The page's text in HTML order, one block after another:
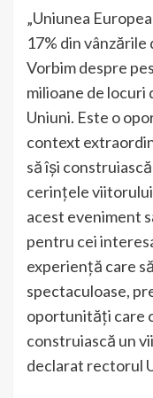
„Uniunea
17% din
Vorbim despre
milioane de locuri
Uniuni. Este o
context
să își
cerințele
acest eveniment
pentru cei
experiență care
spectaculoase,
oportunități care
construiască un
declarat rectorul